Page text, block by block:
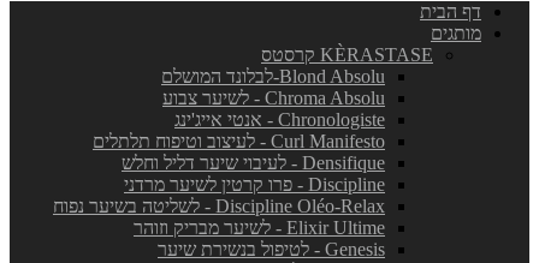
דף הבית
מותגים
KÈRASTASE קרסטס
Blond Absolu-לבלונד המושלם
Chroma Absolu - לשיער צבוע
Chronologiste - אנטי אייג'ינג
Curl Manifesto - לעיצוב וטיפוח תלתלים
Densifique - לעיבוי שיער דליל וחלש
Discipline - פרו קרטין לשיער מרדני
Discipline Oléo-Relax - לשליטה בשיער נפוח
Elixir Ultime - לשיער מבריק וזוהר
Genesis - לטיפול בנשירת שיער